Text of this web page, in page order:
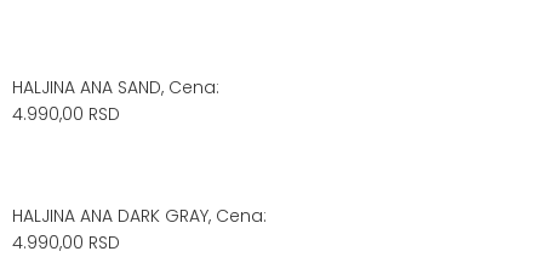
HALJINA ANA SAND, Cena:
4.990,00 RSD
HALJINA ANA DARK GRAY, Cena:
4.990,00 RSD